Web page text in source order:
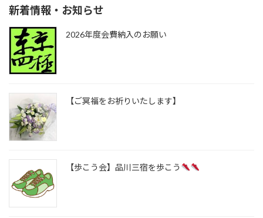
新着情報・お知らせ
2026年度会費納入のお願い
【ご冥福をお祈りいたします】
【歩こう会】品川三宿を歩こう